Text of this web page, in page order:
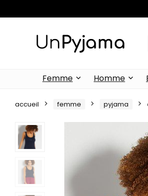
Femme Homme
accueil femme pyjama